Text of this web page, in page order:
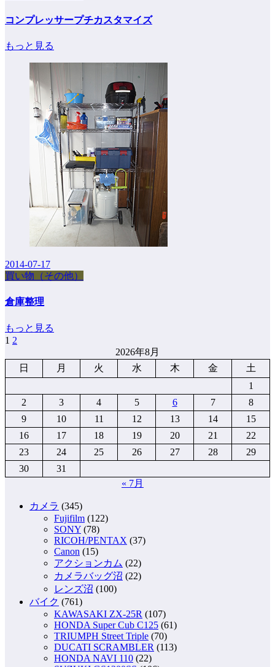
コンプレッサープチカスタマイズ
もっと見る
2014-07-17
買い物（その他）
倉庫整理
もっと見る
投
稿
の
ジ
送
り
1 2
2026年8月
日
月 火 水 木 金
土
1
2
3 4 5 6 7
8
9
10 11 12 13 14
15
16
17 18 19 20 21
22
23
24 25 26 27 28
29
30
31
« 7月
カメラ (345)
Fujifilm (122)
SONY (78)
RICOH/PENTAX (37)
Canon (15)
アクションカム (22)
カメラバッグ沼 (22)
レンズ沼 (100)
バイク (761)
KAWASAKI ZX-25R (107)
HONDA Super Cub C125 (61)
TRIUMPH Street Triple (70)
DUCATI SCRAMBLER (113)
HONDA NAVI 110 (22)